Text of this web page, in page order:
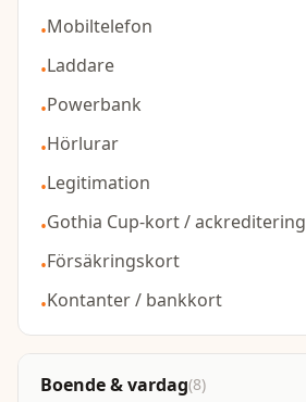
•Mobiltelefon
•Laddare
•Powerbank
•Hörlurar
•Legitimation
•Gothia Cup-kort / ackreditering
•Försäkringskort
•Kontanter / bankkort
Boende & vardag(8)